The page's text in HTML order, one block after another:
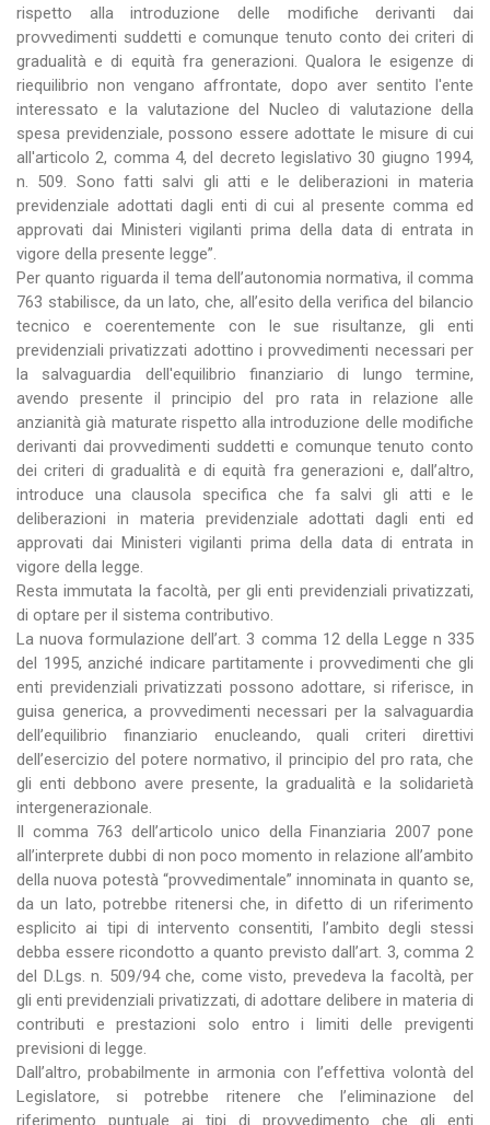
rispetto alla introduzione delle modifiche derivanti dai
provvedimenti suddetti e comunque tenuto conto dei criteri di
gradualità e di equità fra generazioni. Qualora le esigenze di
riequilibrio non vengano affrontate, dopo aver sentito l'ente
interessato e la valutazione del Nucleo di valutazione della
spesa previdenziale, possono essere adottate le misure di cui
all'articolo 2, comma 4, del decreto legislativo 30 giugno 1994,
n. 509. Sono fatti salvi gli atti e le deliberazioni in materia
previdenziale adottati dagli enti di cui al presente comma ed
approvati dai Ministeri vigilanti prima della data di entrata in
vigore della presente legge”.
Per quanto riguarda il tema dell’autonomia normativa, il comma
763 stabilisce, da un lato, che, all’esito della verifica del bilancio
tecnico e coerentemente con le sue risultanze, gli enti
previdenziali privatizzati adottino i provvedimenti necessari per
la salvaguardia dell'equilibrio finanziario di lungo termine,
avendo presente il principio del pro rata in relazione alle
anzianità già maturate rispetto alla introduzione delle modifiche
derivanti dai provvedimenti suddetti e comunque tenuto conto
dei criteri di gradualità e di equità fra generazioni e, dall’altro,
introduce una clausola specifica che fa salvi gli atti e le
deliberazioni in materia previdenziale adottati dagli enti ed
approvati dai Ministeri vigilanti prima della data di entrata in
vigore della legge.
Resta immutata la facoltà, per gli enti previdenziali privatizzati,
di optare per il sistema contributivo.
La nuova formulazione dell’art. 3 comma 12 della Legge n 335
del 1995, anziché indicare partitamente i provvedimenti che gli
enti previdenziali privatizzati possono adottare, si riferisce, in
guisa generica, a provvedimenti necessari per la salvaguardia
dell’equilibrio finanziario enucleando, quali criteri direttivi
dell’esercizio del potere normativo, il principio del pro rata, che
gli enti debbono avere presente, la gradualità e la solidarietà
intergenerazionale.
Il comma 763 dell’articolo unico della Finanziaria 2007 pone
all’interprete dubbi di non poco momento in relazione all’ambito
della nuova potestà “provvedimentale” innominata in quanto se,
da un lato, potrebbe ritenersi che, in difetto di un riferimento
esplicito ai tipi di intervento consentiti, l’ambito degli stessi
debba essere ricondotto a quanto previsto dall’art. 3, comma 2
del D.Lgs. n. 509/94 che, come visto, prevedeva la facoltà, per
gli enti previdenziali privatizzati, di adottare delibere in materia di
contributi e prestazioni solo entro i limiti delle previgenti
previsioni di legge.
Dall’altro, probabilmente in armonia con l’effettiva volontà del
Legislatore, si potrebbe ritenere che l’eliminazione del
riferimento puntuale ai tipi di provvedimento che gli enti